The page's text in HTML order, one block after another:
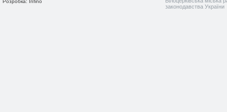
Розробка: Infino
законодавства України